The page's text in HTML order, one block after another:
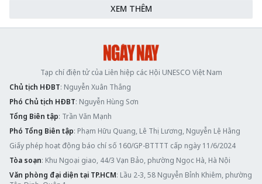
XEM THÊM
Tạp chí điện tử của Liên hiệp các Hội UNESCO Việt Nam
Chủ tịch HĐBT: Nguyễn Xuân Thắng
Phó Chủ tịch HĐBT: Nguyễn Hùng Sơn
Tổng Biên tập: Trần Văn Mạnh
Phó Tổng Biên tập: Phạm Hữu Quang, Lê Thị Lương, Nguyễn Lệ Hằng
Giấy phép hoạt động báo chí số 160/GP-BTTTT cấp ngày 11/6/2024
Tòa soạn: Khu Ngoại giao, 44/3 Vạn Bảo, phường Ngọc Hà, Hà Nội
Văn phòng đại diện tại TP.HCM: Lầu 2-3, 58 Nguyễn Bỉnh Khiêm, phường